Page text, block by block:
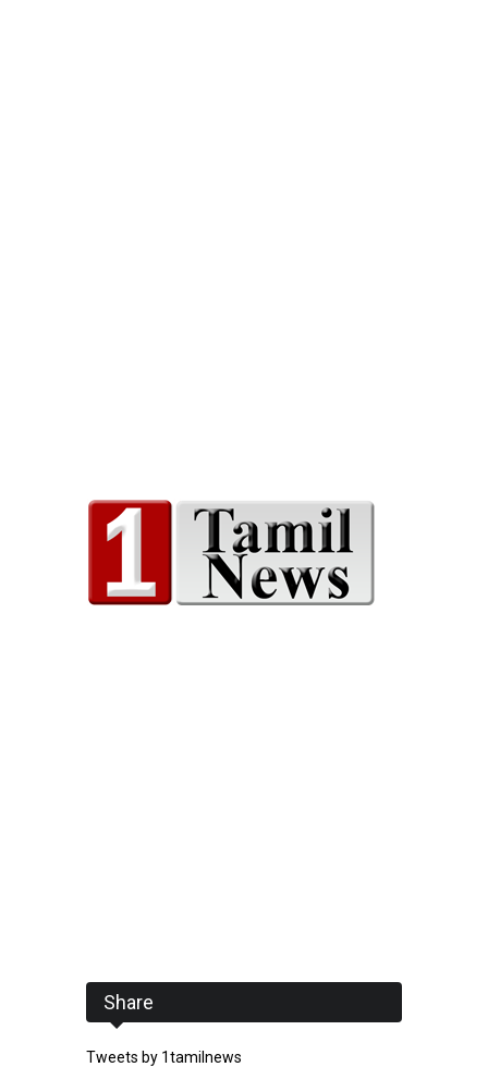
Share
Tweets by 1tamilnews